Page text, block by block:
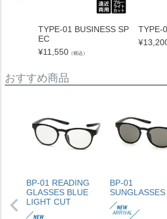
TYPE-01 BUSINESS SP
EC
¥11,550 （税込）
TYPE-
¥
おすすめ商品
BP-01 READING
GLASSES BLUE
LIGHT CUT
BP-01